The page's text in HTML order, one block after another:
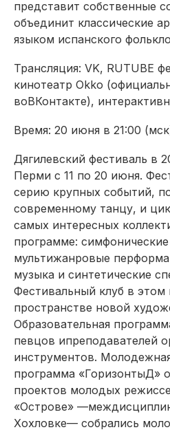
представит собственные
объединит классические
языком испанского
Трансляция: VK, RUTUBE
кинотеатр Okko
воВКонтакте),
Время: 20 июня в 21:00 (мск
Дягилевский фестиваль в
Перми с 11 по 20 июня.
серию крупных событий,
современному танцу, и
самых интересных
программе:
мультижанровые
музыка и синтетические
Фестивальный клуб в этом
пространстве новой
Образовательная
певцов ипреподавателей
инструментов.
программа «ГоризонтыД»
проектов молодых
«Острове» —
Хохловке— собрались